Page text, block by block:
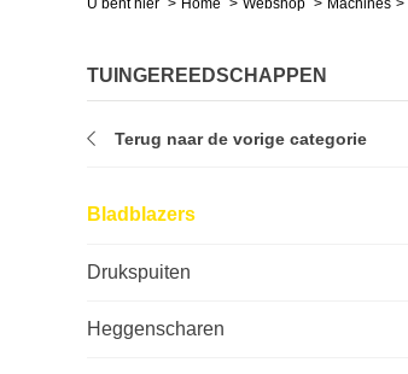
U bent hier Home Webshop Machines
TUINGEREEDSCHAPPEN
Terug naar de vorige categorie
Bladblazers
Drukspuiten
Heggenscharen